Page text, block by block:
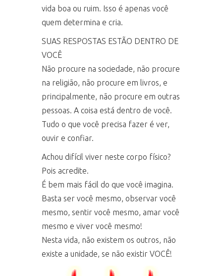
vida boa ou ruim. Isso é apenas você
quem determina e cria.
SUAS RESPOSTAS ESTÃO DENTRO DE
VOCÊ
Não procure na sociedade, não procure
na religião, não procure em livros, e
principalmente, não procure em outras
pessoas. A coisa está dentro de você.
Tudo o que você precisa fazer é ver,
ouvir e confiar.
Achou difícil viver neste corpo físico?
Pois acredite.
É bem mais fácil do que você imagina.
Basta ser você mesmo, observar você
mesmo, sentir você mesmo, amar você
mesmo e viver você mesmo!
Nesta vida, não existem os outros, não
existe a unidade, se não existir VOCÊ!